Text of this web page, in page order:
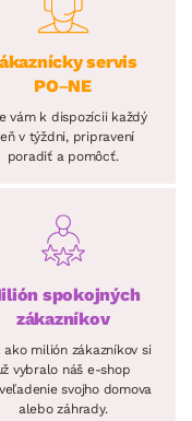
servis
PO–NE
vám k dispozícii každý
v týždni, pripravení
poradiť a pomôcť.
spokojných
zákazníkov
ako milión zákazníkov si
vybralo náš e-shop
svojho domova
alebo záhrady.